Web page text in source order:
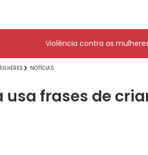
Violência contra as
NOTÍCIAS
usa frases de